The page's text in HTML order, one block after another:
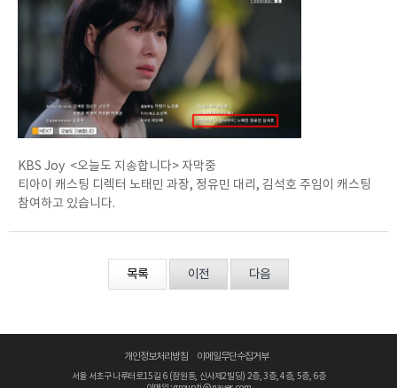
KBS Joy <오늘도 지송합니다> 자막중
티아이 캐스팅 디렉터 노태민 과장, 정유민 대리, 김석호 주임이 캐스팅
참여하고 있습니다.
목록 이전 다음
개인정보처리방침 이메일무단수집거부
서울 서초구 나루터로15길 6 (잠원동, 신사제2빌딩) 2층, 3층, 4층, 5층, 6층